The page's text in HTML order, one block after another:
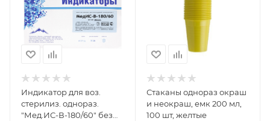
Индикатор для воз.
стерилиз. однораз.
"Мед.ИС-В-180/60" без
Стаканы однораз окраш
и неокраш, емк 200 мл,
100 шт, желтые